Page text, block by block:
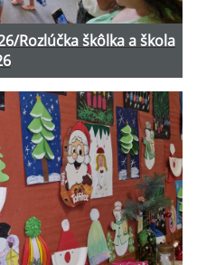
Rozlúčka škôlka a škola